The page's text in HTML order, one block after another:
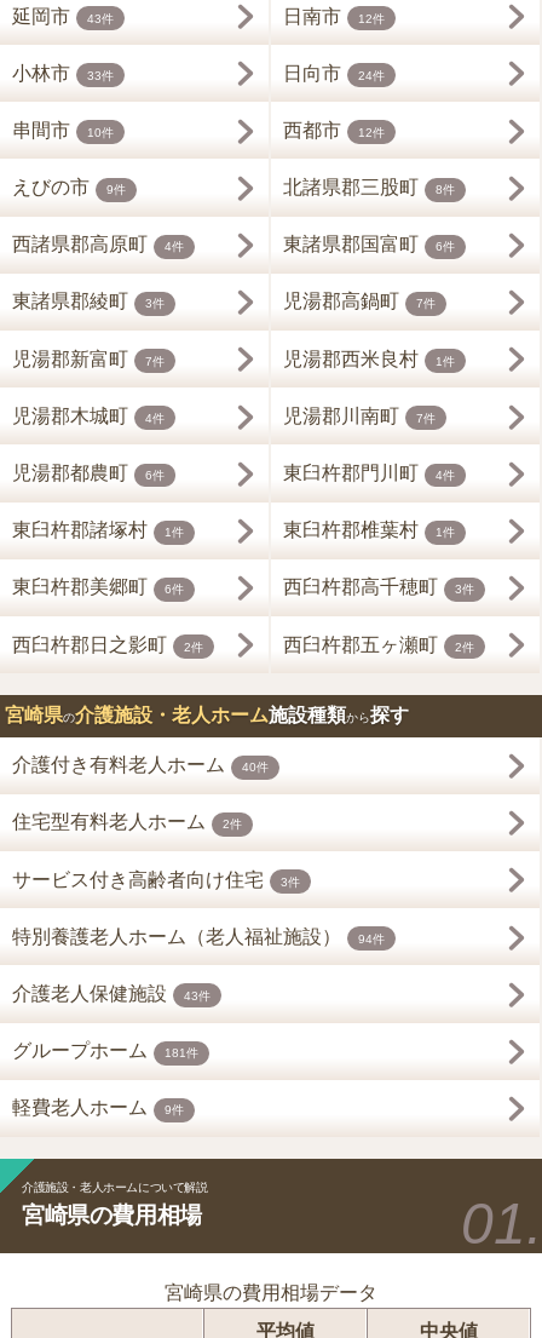
延岡市 43件 日南市 12件
小林市 33件 日向市 24件
串間市 10件 西都市 12件
えびの市 9件 北諸県郡三股町 8件
西諸県郡高原町 4件 東諸県郡国富町 6件
東諸県郡綾町 3件 児湯郡高鍋町 7件
児湯郡新富町 7件 児湯郡西米良村 1件
児湯郡木城町 4件 児湯郡川南町 7件
児湯郡都農町 6件 東臼杵郡門川町 4件
東臼杵郡諸塚村 1件 東臼杵郡椎葉村 1件
東臼杵郡美郷町 6件 西臼杵郡高千穂町 3件
西臼杵郡日之影町 2件 西臼杵郡五ヶ瀬町 2件
宮崎県の介護施設・老人ホーム施設種類から探す
介護付き有料老人ホーム 40件
住宅型有料老人ホーム 2件
サービス付き高齢者向け住宅 3件
特別養護老人ホーム（老人福祉施設） 94件
介護老人保健施設 43件
グループホーム 181件
軽費老人ホーム 9件
介護施設・老人ホームについて解説
宮崎県の費用相場
宮崎県の費用相場データ
平均値
中央値